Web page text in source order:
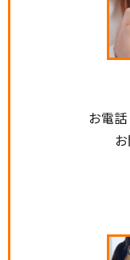
お電